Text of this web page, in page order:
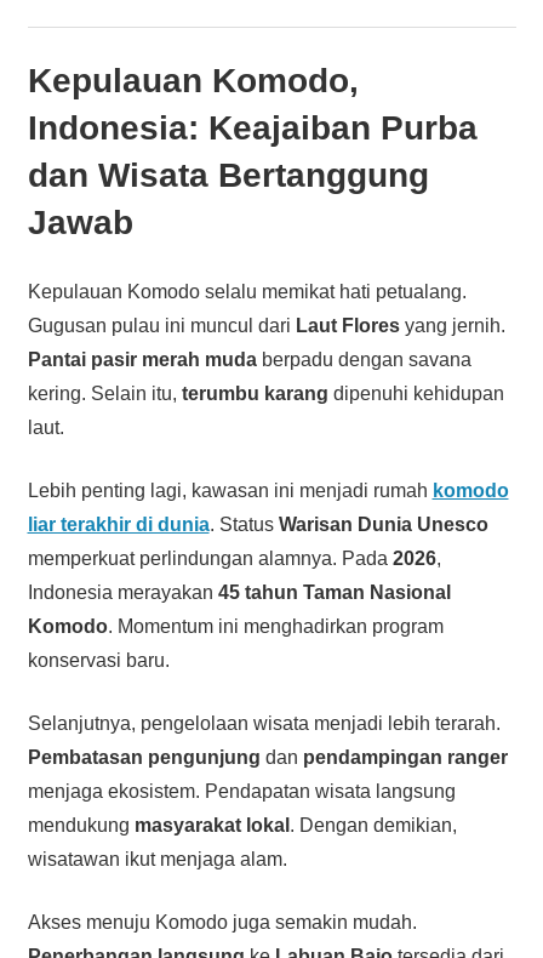
Kepulauan Komodo,
Indonesia: Keajaiban Purba
dan Wisata Bertanggung
Jawab
Kepulauan Komodo selalu memikat hati petualang.
Gugusan pulau ini muncul dari Laut Floresyang jernih.
Pantai pasir merah mudaberpadu dengan savana
kering. Selain itu, terumbu karang dipenuhi kehidupan
laut.
Lebih penting lagi, kawasan ini menjadi rumah komodo
liar terakhir di dunia. Status Warisan Dunia Unesco
memperkuat perlindungan alamnya. Pada 2026,
Indonesia merayakan 45 tahun Taman Nasional
Komodo. Momentum ini menghadirkan program
konservasi baru.
Selanjutnya, pengelolaan wisata menjadi lebih terarah.
Pembatasan pengunjung dan pendampingan ranger
menjaga ekosistem. Pendapatan wisata langsung
mendukung masyarakat lokal . Dengan demikian,
wisatawan ikut menjaga alam.
Akses menuju Komodo juga semakin mudah.